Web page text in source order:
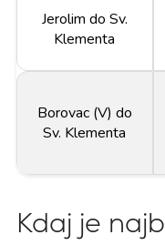
Jerolim do Sv.
Klementa
Borovac (V) do
Sv. Klementa
Kdaj je